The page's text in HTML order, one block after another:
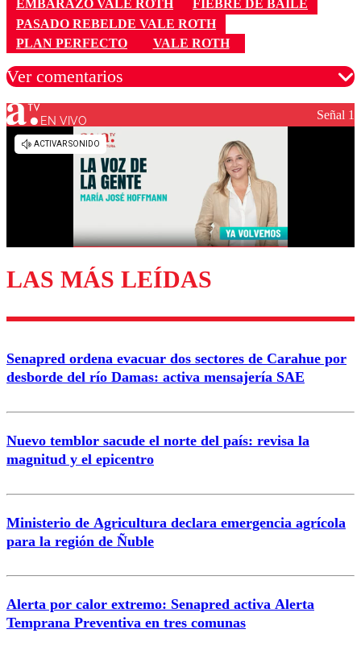
EMBARAZO VALE ROTH
FIEBRE DE BAILE
PASADO REBELDE VALE ROTH
PLAN PERFECTO
VALE ROTH
Ver comentarios
Los comentarios son moderados para garantizar un
diálogo respetuoso.
Enviar comentario
EN VIVO Señal 1
LAS MÁS LEÍDAS
Senapred ordena evacuar dos sectores de Carahue por
desborde del río Damas: activa mensajería SAE
Nuevo temblor sacude el norte del país: revisa la
magnitud y el epicentro
Ministerio de Agricultura declara emergencia agrícola
para la región de Ñuble
Alerta por calor extremo: Senapred activa Alerta
Temprana Preventiva en tres comunas